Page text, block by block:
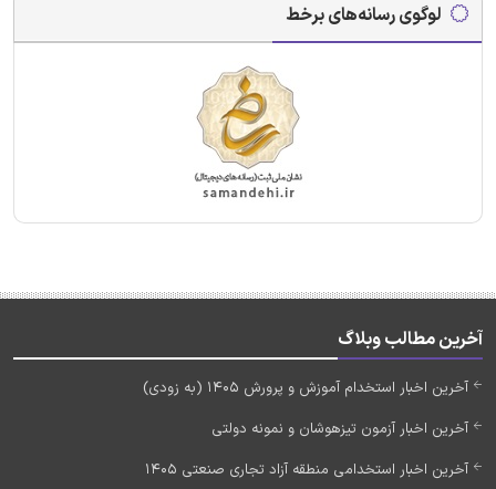
لوگوی رسانه‌های برخط
آخرین مطالب وبلاگ
آخرین اخبار استخدام آموزش و پرورش 1405 (به زودی)
آخرین اخبار آزمون تیزهوشان و نمونه دولتی
آخرین اخبار استخدامی منطقه آزاد تجاری صنعتی 1405